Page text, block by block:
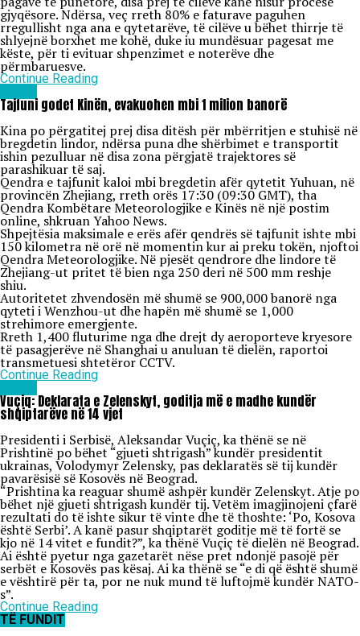
gjyqësore. Ndërsa, veç rreth 80% e faturave paguhen
rregullisht nga ana e qytetarëve, të cilëve u bëhet thirrje të
shlyejnë borxhet me kohë, duke iu mundësuar pagesat me
këste, për ti evituar shpenzimet e noterëve dhe
përmbaruesve.
Continue Reading
Tajfuni godet Kinën, evakuohen mbi 1 milion banorë
Kina po përgatitej prej disa ditësh për mbërritjen e stuhisë në
bregdetin lindor, ndërsa puna dhe shërbimet e transportit
ishin pezulluar në disa zona përgjatë trajektores së
parashikuar të saj.
Qendra e tajfunit kaloi mbi bregdetin afër qytetit Yuhuan, në
provincën Zhejiang, rreth orës 17:30 (09:30 GMT), tha
Qendra Kombëtare Meteorologjike e Kinës në një postim
online, shkruan Yahoo News.
Shpejtësia maksimale e erës afër qendrës së tajfunit ishte mbi
150 kilometra në orë në momentin kur ai preku tokën, njoftoi
Qendra Meteorologjike. Në pjesët qendrore dhe lindore të
Zhejiang-ut pritet të bien nga 250 deri në 500 mm reshje
shiu.
Autoritetet zhvendosën më shumë se 900,000 banorë nga
qyteti i Wenzhou-ut dhe hapën më shumë se 1,000
strehimore emergjente.
Rreth 1,400 fluturime nga dhe drejt dy aeroporteve kryesore
të pasagjerëve në Shanghai u anuluan të dielën, raportoi
transmetuesi shtetëror CCTV.
Continue Reading
Vuçiq: Deklarata e Zelenskyt, goditja më e madhe kundër
shqiptarëve në 14 vjet
Presidenti i Serbisë, Aleksandar Vuçiç, ka thënë se në
Prishtinë po bëhet “gjueti shtrigash” kundër presidentit
ukrainas, Volodymyr Zelensky, pas deklaratës së tij kundër
pavarësisë së Kosovës në Beograd.
“Prishtina ka reaguar shumë ashpër kundër Zelenskyt. Atje po
bëhet një gjueti shtrigash kundër tij. Vetëm imagjinojeni çfarë
rezultati do të ishte sikur të vinte dhe të thoshte: ‘Po, Kosova
është Serbi’. A kanë pasur shqiptarët goditje më të fortë se
kjo në 14 vitet e fundit?”, ka thënë Vuçiç të dielën në Beograd.
Ai është pyetur nga gazetarët nëse pret ndonjë pasojë për
serbët e Kosovës pas kësaj. Ai ka thënë se “e di që është shumë
e vështirë për ta, por ne nuk mund të luftojmë kundër NATO-
s”.
Continue Reading
TË FUNDIT